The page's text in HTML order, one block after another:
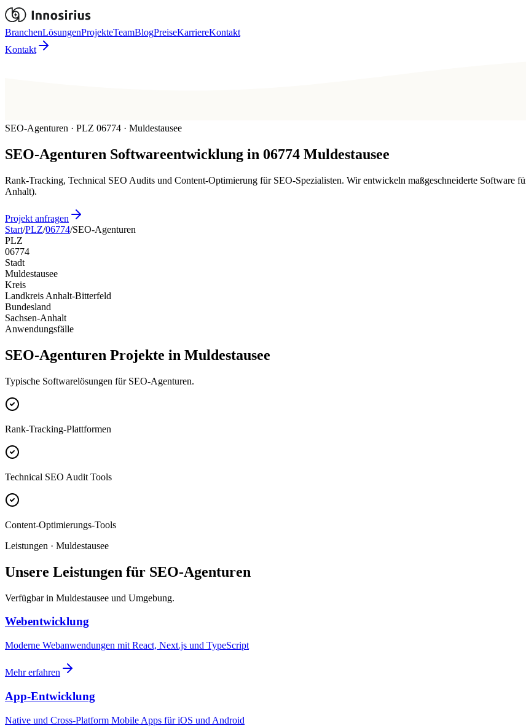
BranchenLösungenProjekteTeamBlogPreiseKarriereKontakt
Kontakt
SEO-Agenturen · PLZ 06774 · Muldestausee
SEO-Agenturen Softwareentwicklung in 06774 Muldestausee
Rank-Tracking, Technical SEO Audits und Content-Optimierung für SEO-Spezialisten. Wir entwickeln maßgeschneiderte Software
Anhalt).
Projekt anfragen
Start/PLZ/06774/SEO-Agenturen
PLZ
06774
Stadt
Muldestausee
Kreis
Landkreis Anhalt-Bitterfeld
Bundesland
Sachsen-Anhalt
Anwendungsfälle
SEO-Agenturen Projekte in Muldestausee
Typische Softwarelösungen für SEO-Agenturen.
Rank-Tracking-Plattformen
Technical SEO Audit Tools
Content-Optimierungs-Tools
Leistungen · Muldestausee
Unsere Leistungen für SEO-Agenturen
Verfügbar in Muldestausee und Umgebung.
Webentwicklung
Moderne Webanwendungen mit React, Next.js und TypeScript
Mehr erfahren
App-Entwicklung
Native und Cross-Platform Mobile Apps für iOS und Android